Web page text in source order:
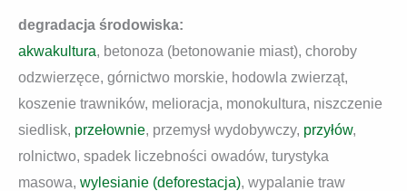
degradacja środowiska:
akwakultura, betonoza (betonowanie miast), choroby
odzwierzęce, górnictwo morskie, hodowla zwierząt,
koszenie trawników, melioracja, monokultura, niszczenie
siedlisk, przełownie, przemysł wydobywczy, przyłów,
rolnictwo, spadek liczebności owadów, turystyka
masowa, wylesianie (deforestacja), wypalanie traw